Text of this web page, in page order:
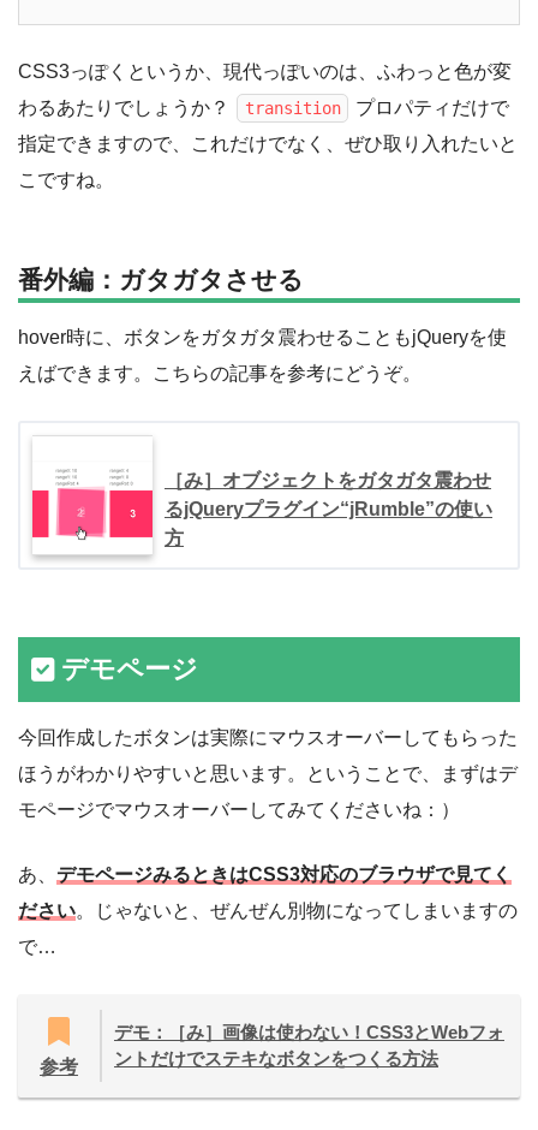
CSS3っぽくというか、現代っぽいのは、ふわっと色が変
わるあたりでしょうか？
transition
プロパティだけで
指定できますので、これだけでなく、ぜひ取り入れたいと
こですね。
番外編：ガタガタさせる
hover時に、ボタンをガタガタ震わせることもjQueryを使
えばできます。こちらの記事を参考にどうぞ。
［み］オブジェクトをガタガタ震わせ
るjQueryプラグイン“jRumble”の使い
方
デモページ
今回作成したボタンは実際にマウスオーバーしてもらった
ほうがわかりやすいと思います。ということで、まずはデ
モページでマウスオーバーしてみてくださいね：）
あ、 デモページみるときはCSS3対応のブラウザで見てく
ださい。じゃないと、ぜんぜん別物になってしまいますの
で…
参考
デモ：［み］画像は使わない！CSS3とWebフォ
ントだけでステキなボタンをつくる方法